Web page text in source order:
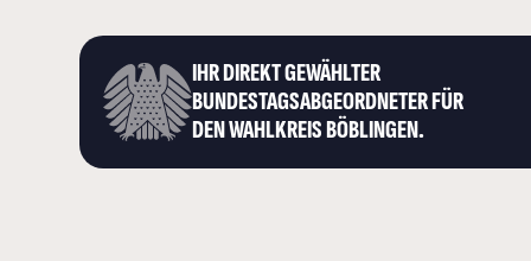
IHR DIREKT GEWÄHLTER
BUNDESTAGS­ABGEORDNETER FÜR
DEN WAHLKREIS BÖBLINGEN.